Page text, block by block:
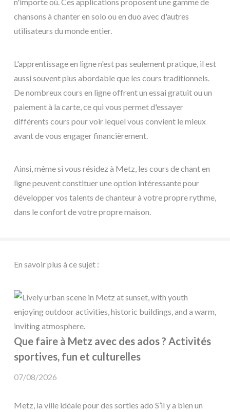
chansons à chanter en solo ou en duo avec d'autres
utilisateurs du monde entier.
L'apprentissage en ligne n'est pas seulement pratique, il est
aussi souvent plus abordable que les cours traditionnels.
De nombreux cours en ligne offrent un essai gratuit ou un
paiement à la carte, ce qui vous permet d'essayer
différents cours pour voir lequel vous convient le mieux
avant de vous engager financièrement.
Ainsi, même si vous résidez à Metz, les cours de chant en
ligne peuvent constituer une option intéressante pour
développer vos talents de chanteur à votre propre rythme,
dans le confort de votre propre maison.
En savoir plus à ce sujet :
Que faire à Metz avec des ados ? Activités
sportives, fun et culturelles
07/08/2026
Metz, la ville idéale pour des sorties ado S’il y a bien un